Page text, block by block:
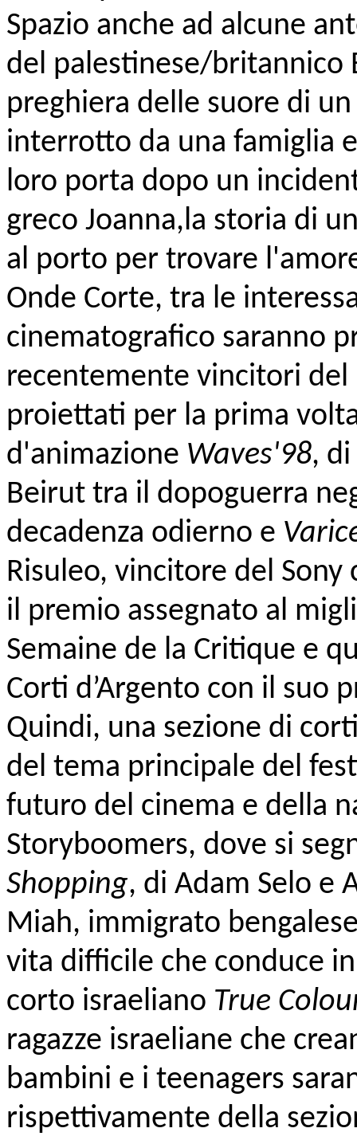
Spazio anche ad alcune
del palestinese/britannico
preghiera delle suore di
interrotto da una famiglia
loro porta dopo un
greco Joanna,la storia di
al porto per trovare
Onde Corte, tra le
cinematografico saranno
recentemente vincitori del
proiettati per la prima
d'animazione Waves'98,
Beirut tra il dopoguerra
decadenza odierno e
Risuleo, vincitore del
il premio assegnato al
Semaine de la Critique e
Corti d’Argento con il suo
Quindi, una sezione di
del tema principale del
futuro del cinema e della
Storyboomers, dove si
Shopping, di Adam Selo e
Miah, immigrato
vita difficile che conduce
corto israeliano True
ragazze israeliane che
bambini e i teenagers
rispettivamente della